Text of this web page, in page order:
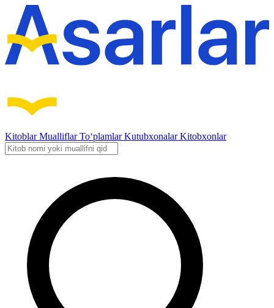
KitoblarMualliflarTo‘plamlarKutubxonalarKitobxonlar